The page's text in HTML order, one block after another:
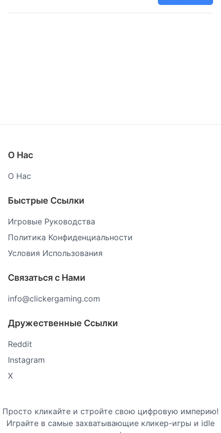
О Нас
О Нас
Быстрые Ссылки
Игровые Руководства
Политика Конфиденциальности
Условия Использования
Связаться с Нами
info@clickergaming.com
Дружественные Ссылки
Reddit
Instagram
X
Просто кликайте и стройте свою цифровую империю!
Играйте в самые захватывающие кликер-игры и idle